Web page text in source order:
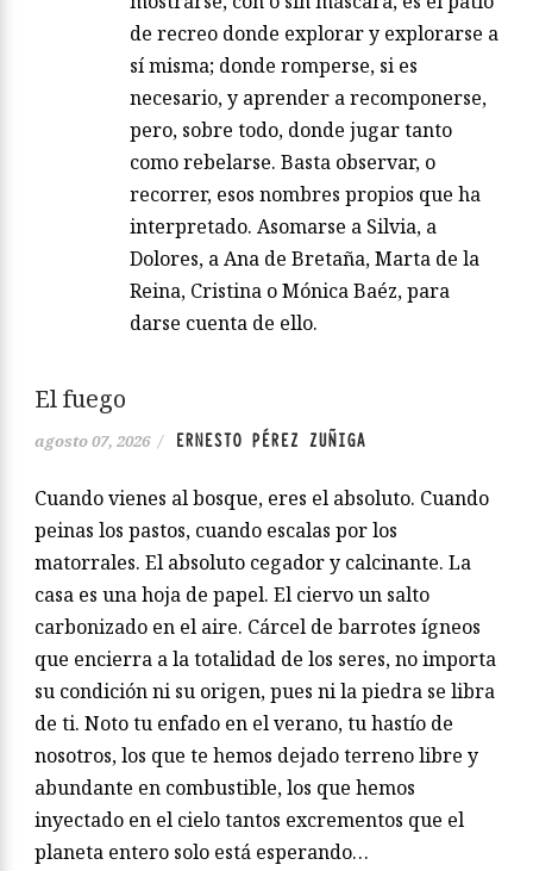
de recreo donde explorar y explorarse a
sí misma; donde romperse, si es
necesario, y aprender a recomponerse,
pero, sobre todo, donde jugar tanto
como rebelarse. Basta observar, o
recorrer, esos nombres propios que ha
interpretado. Asomarse a Silvia, a
Dolores, a Ana de Bretaña, Marta de la
Reina, Cristina o Mónica Baéz, para
darse cuenta de ello.
El fuego
agosto 07, 2026 / ERNESTO PÉREZ ZUÑIGA
Cuando vienes al bosque, eres el absoluto. Cuando
peinas los pastos, cuando escalas por los
matorrales. El absoluto cegador y calcinante. La
casa es una hoja de papel. El ciervo un salto
carbonizado en el aire. Cárcel de barrotes ígneos
que encierra a la totalidad de los seres, no importa
su condición ni su origen, pues ni la piedra se libra
de ti. Noto tu enfado en el verano, tu hastío de
nosotros, los que te hemos dejado terreno libre y
abundante en combustible, los que hemos
inyectado en el cielo tantos excrementos que el
planeta entero solo está esperando…